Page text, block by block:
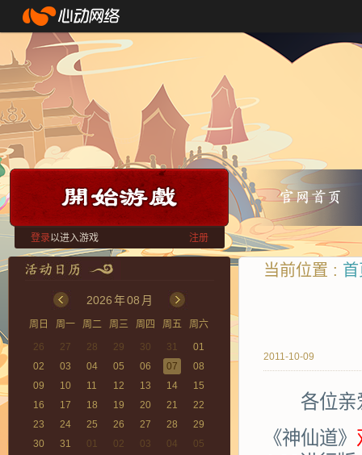
登录以进入游戏 注册
2026年08 月
周日 周一 周二 周三 周四 周五
周六
26
27 28 29 30 31
01
02
03 04 05 06 07
08
09
10 11 12 13 14
15
16
17 18 19 20 21
22
23
24 25 26 27 28
29
30
31 01 02 03 04 05
当前位置 :
2011-10-09
各位亲
《神仙道》